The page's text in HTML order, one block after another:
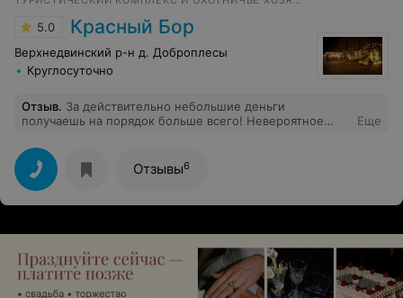
5.0 Красный Бор
Верхнедвинский р-н д. Доброплесы
Круглосуточно
Отзыв. За действительно небольшие деньги
получаешь на порядок больше всего! Невероятное
сил, времени и денег. Это уникальное место,
подобных - единицы. Домик, территория, ресторан,
сауна, кинотеатр, обслуживание - все было просто
супер!
Еще
Отзывы6